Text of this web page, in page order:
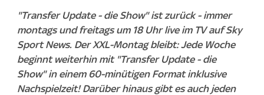
"Transfer Update - die Show" ist zurück - immer
montags und freitags um 18 Uhr live im TV auf Sky
Sport News. Der XXL-Montag bleibt: Jede Woche
beginnt weiterhin mit "Transfer Update - die
Show" in einem 60-minütigen Format inklusive
Nachspielzeit! Darüber hinaus gibt es auch jeden